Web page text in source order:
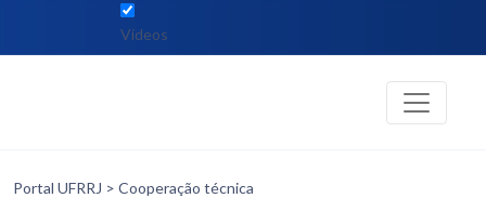
Vídeos
Portal UFRRJ > Cooperação técnica